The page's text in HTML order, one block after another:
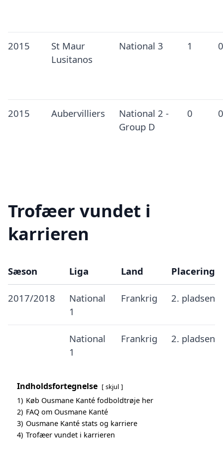
2015
St Maur
Lusitanos
National 3 1 0
2015 Aubervilliers
National 2 -
Group D
0 0
Trofæer vundet i
karrieren
Sæson Liga Land Placering
2017/2018
National
1
Frankrig 2. pladsen
National
1
Frankrig 2. pladsen
Indholdsfortegnelse skjul
1) Køb Ousmane Kanté fodboldtrøje her
2) FAQ om Ousmane Kanté
3) Ousmane Kanté stats og karriere
4) Trofæer vundet i karrieren